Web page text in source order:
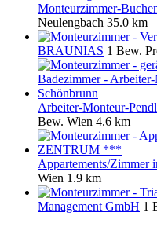
Monteurzimmer-
Neulengbach 35.0 km
BRAUNIAS 1 Bew.
Arbeiter-Monteur-
Bew. Wien 4.6 km
Appartements/
Wien 1.9 km
Management GmbH 1